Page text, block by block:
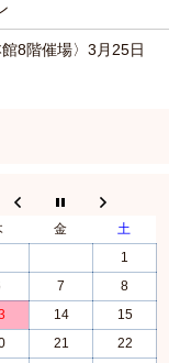
8階催場〉3月25日
金
土
1
7
8
14
15
21
22